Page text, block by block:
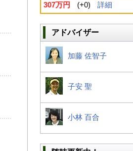
307万円
(+0) 詳細
アドバイザー
加藤 佐智子
子安 聖
小林 百合